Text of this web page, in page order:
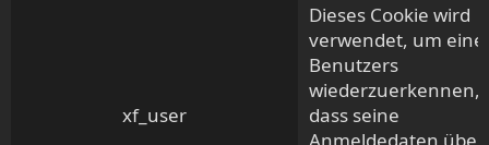
xf_user
Dieses Cookie wird
verwendet, um
Benutzers
wiederzuerkennen,
dass seine
Anmeldedaten über